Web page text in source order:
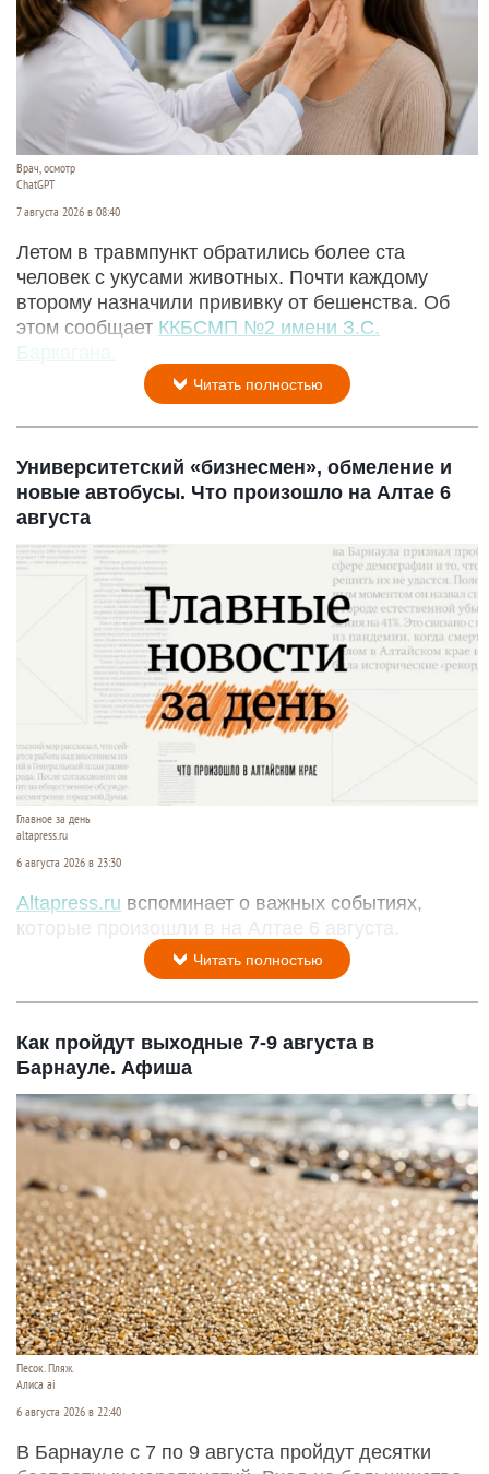
Врач, осмотр
ChatGPT
7 августа 2026 в 08:40
Летом в травмпункт обратились более ста
человек с укусами животных. Почти каждому
второму назначили прививку от бешенства. Об
этом сообщает ККБСМП №2 имени З.С.
Баркагана.
Читать полностью
Университетский «бизнесмен», обмеление и
новые автобусы. Что произошло на Алтае 6
августа
Главное за день
altapress.ru
6 августа 2026 в 23:30
Altapress.ru вспоминает о важных событиях,
которые произошли в на Алтае 6 августа.
Читать полностью
Как пройдут выходные 7-9 августа в
Барнауле. Афиша
Песок. Пляж.
Алиса ai
6 августа 2026 в 22:40
В Барнауле с 7 по 9 августа пройдут десятки